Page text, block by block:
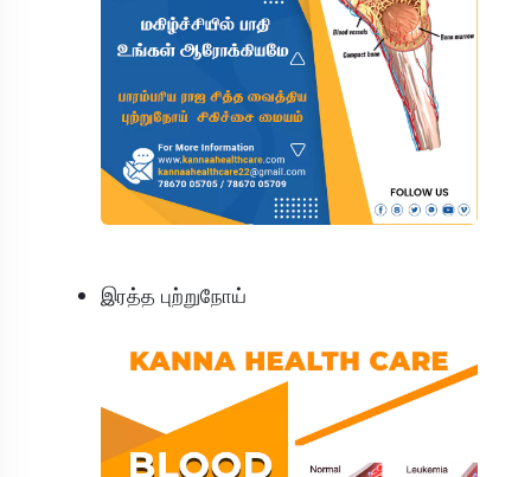
இரத்த புற்றுநோய்